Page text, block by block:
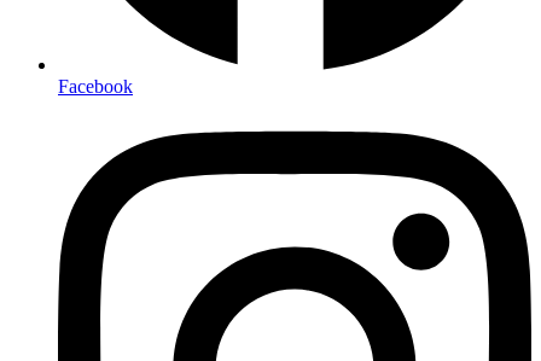
Facebook